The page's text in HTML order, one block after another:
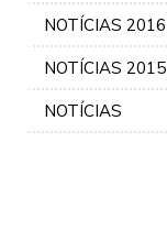
NOTÍCIAS 2016
NOTÍCIAS 2015
NOTÍCIAS